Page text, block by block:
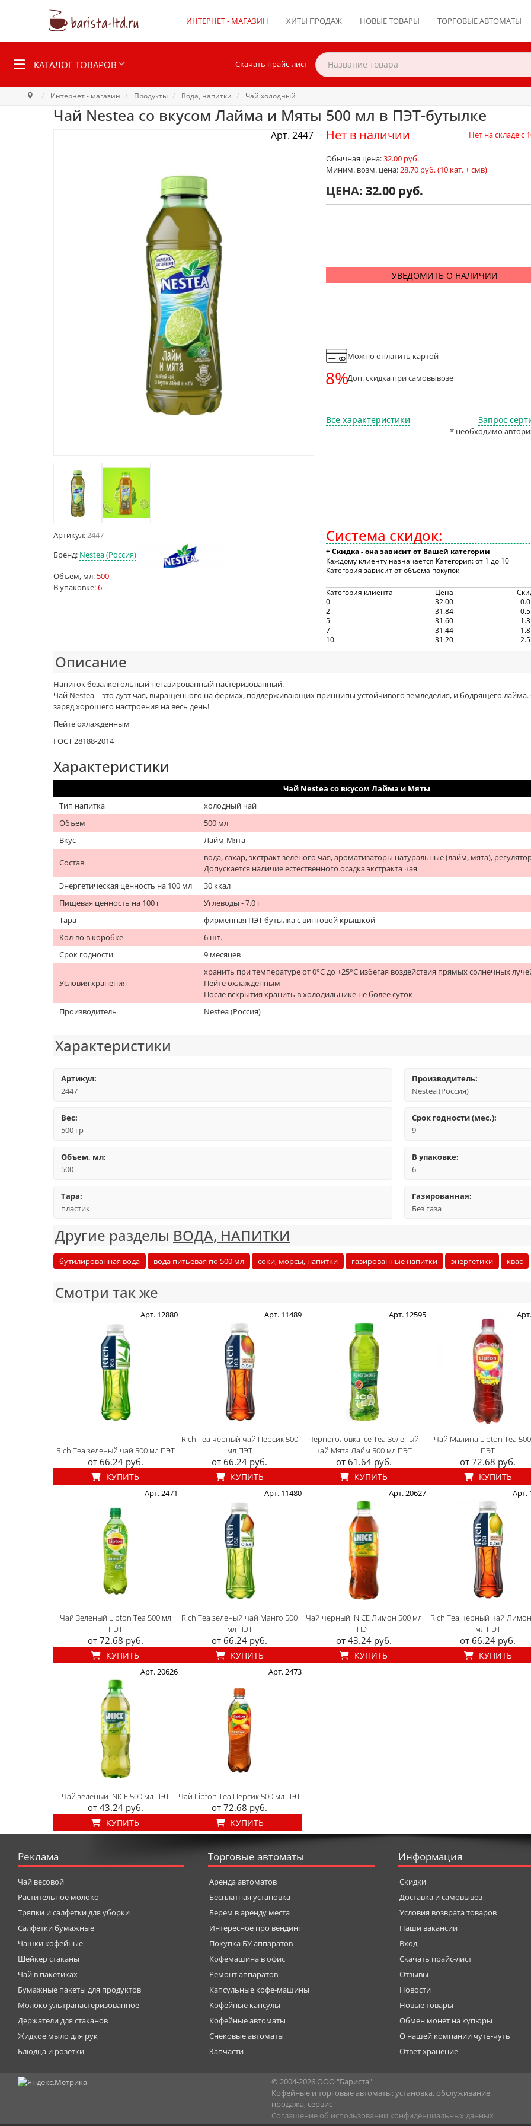
ИНТЕРНЕТ - МАГАЗИН ХИТЫ ПРОДАЖ НОВЫЕ ТОВАРЫ ТОРГОВЫЕ АВТОМАТЫ
КАТАЛОГ ТОВАРОВ Скачать прайс-лист
Интернет - магазин
Продукты Вода, напитки Чай холодный
Арт. 2447
Чай Nestea со вкусом Лайма и Мяты 500 мл в ПЭТ-бутылке
Нет в наличии Нет на складе с
Обычная цена:32.00 руб.
Миним. возм. цена:28.70 руб. (10 кат. + смв)
ЦЕНА: 32.00
УВЕДОМИТЬ О НАЛИЧИИ
Можно оплатить картой
8%Доп. скидка при самовывозе
Артикул:2447
Бренд: Nestea (Россия)
Объем, мл: 500
В упаковке:6
Все характеристики Запрос
* необходимо
Система скидок:
+ Скидка - она зависит от Вашей категории
Каждому клиенту назначается Категория: от 1 до 10
Категория зависит от объема покупок
Категория клиента Цена
0
32.00
2
31.84
5
31.60
7
31.44
10
31.20
Описание
Напиток безалкогольный негазированный пастеризованный.
Чай Nestea – это дуэт чая, выращенного на фермах, поддерживающих принципы устойчивого земледелия, и бодрящего
заряд хорошего настроения на весь день!
Пейте охлажденным
ГОСТ 28188-2014
Характеристики
Чай Nestea со вкусом Лайма и Мяты
Тип напитка
холодный чай
Объем
500 мл
Вкус
Лайм-Мята
Состав
вода, сахар, экстракт зелёного чая, ароматизаторы натуральные (лайм, мята),
Допускается наличие естественного осадка экстракта чая
Энергетическая ценность на 100 мл
30 ккал
Пищевая ценность на 100 г
Углеводы - 7.0 г
Тара
фирменная ПЭТ бутылка с винтовой крышкой
Кол-во в коробке
6 шт.
Срок годности
9 месяцев
Условия хранения
хранить при температуре от 0°С до +25°С избегая воздействия прямых солнечных
Пейте охлажденным
После вскрытия хранить в холодильнике не более суток
Производитель
Nestea (Россия)
Характеристики
Артикул:
2447
Производитель:
Nestea (Россия)
Вес:
500 гр
Срок годности (мес.):
9
Объем, мл:
500
В упаковке:
6
Тара:
пластик
Газированная:
Без газа
Другие разделы ВОДА, НАПИТКИ
бутилированная вода вода питьевая по 500 мл соки, морсы, напитки газированные напитки энергетики квас
Смотри так же
Арт. 12880
Rich Tea зеленый чай 500 мл ПЭТ
от 66.24 руб.
КУПИТЬ
Арт. 11489
Rich Tea черный чай Персик 500
мл ПЭТ
от 66.24 руб.
КУПИТЬ
Арт. 12595
Черноголовка Ice Tea Зеленый
чай Мята Лайм 500 мл ПЭТ
от 61.64 руб.
КУПИТЬ
Чай Малина Lipton Tea
ПЭТ
от 72.68 руб.
КУПИТЬ
Арт. 2471
Чай Зеленый Lipton Tea 500 мл
ПЭТ
от 72.68 руб.
КУПИТЬ
Арт. 11480
Rich Tea зеленый чай Манго 500
мл ПЭТ
от 66.24 руб.
КУПИТЬ
Арт. 20627
Чай черный INICE Лимон 500 мл
ПЭТ
от 43.24 руб.
КУПИТЬ
Арт.
Rich Tea черный чай
мл ПЭТ
от 66.24 руб.
КУПИТЬ
Арт. 20626
Чай зеленый INICE 500 мл ПЭТ
от 43.24 руб.
КУПИТЬ
Арт. 2473
Чай Lipton Tea Персик 500 мл ПЭТ
от 72.68 руб.
КУПИТЬ
Реклама
Чай весовой
Растительное молоко
Тряпки и салфетки для уборки
Салфетки бумажные
Чашки кофейные
Шейкер стаканы
Чай в пакетиках
Бумажные пакеты для продуктов
Молоко ультрапастеризованное
Держатели для стаканов
Жидкое мыло для рук
Блюдца и розетки
Торговые автоматы
Аренда автоматов
Бесплатная установка
Берем в аренду места
Интересное про вендинг
Покупка БУ аппаратов
Кофемашина в офис
Ремонт аппаратов
Капсульные кофе-машины
Кофейные капсулы
Кофейные автоматы
Снековые автоматы
Запчасти
Информация
Скидки
Доставка и самовывоз
Условия возврата товаров
Наши вакансии
Вход
Скачать прайс-лист
Отзывы
Новости
Новые товары
Обмен монет на купюры
О нашей компании чуть-чуть
Ответ хранение
© 2004-2026 ООО "Бариста"
Кофейные и торговые автоматы: установка, обслуживание,
продажа, сервис
Соглашение об использовании конфиденциальных данных